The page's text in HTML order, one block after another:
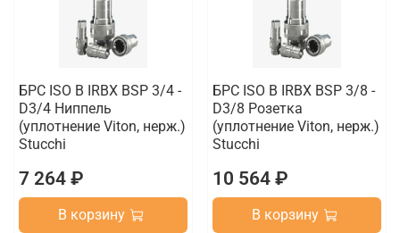
БРС ISO B IRBX BSP 3/4 -
D3/4 Ниппель
(уплотнение Viton, нерж.)
Stucchi
7 264 ₽
В корзину
БРС ISO B IRBX BSP 3/8 -
D3/8 Розетка
(уплотнение Viton, нерж.)
Stucchi
10 564 ₽
В корзину